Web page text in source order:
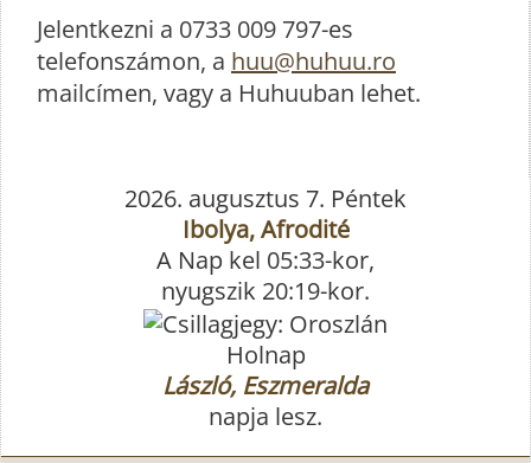
Jelentkezni a 0733 009 797-es
telefonszámon, a huu@huhuu.ro
mailcímen, vagy a Huhuuban lehet.
2026. augusztus 7. Péntek
Ibolya, Afrodité
A Nap kel 05:33-kor,
nyugszik 20:19-kor.
Holnap
László, Eszmeralda
napja lesz.